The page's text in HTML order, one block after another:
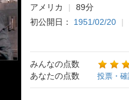
アメリカ
89分
初公開日： 1951/02/20
みんなの点数
あなたの点数
投票・確